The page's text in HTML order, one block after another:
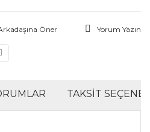
Öner Yorum Yazın
TAKSIT